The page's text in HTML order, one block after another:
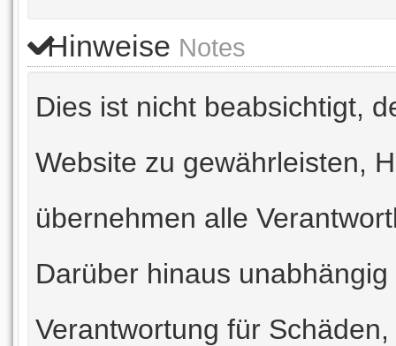
Hinweise Notes
Dies ist nicht beabsichtigt,
Website zu gewährleisten,
übernehmen alle
Darüber hinaus
Verantwortung für